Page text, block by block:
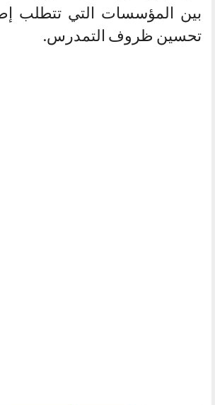
بين المؤسسات التي تتطلب
تحسين ظروف التمدرس.